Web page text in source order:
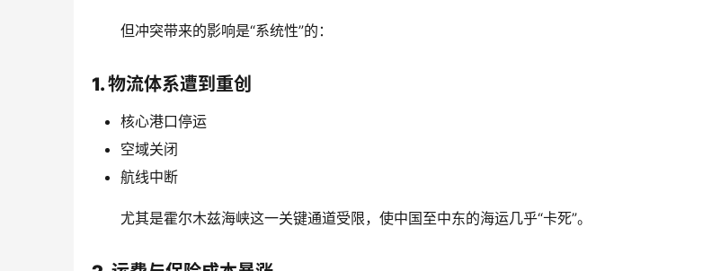
但冲突带来的影响是“系统性”的：
1. 物流体系遭到重创
核心港口停运
空域关闭
航线中断
尤其是霍尔木兹海峡这一关键通道受限，使中国至中东的海运几乎“卡死”。